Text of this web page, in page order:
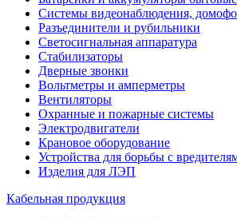
Системы видеонаблюдения,
Разъединители и рубильники
Светосигнальная аппаратура
Стабилизаторы
Дверные звонки
Вольтметры и амперметры
Вентиляторы
Охранные и пожарные системы
Электродвигатели
Крановое оборудование
Устройства для борьбы с
Изделия для ЛЭП
Кабельная продукция